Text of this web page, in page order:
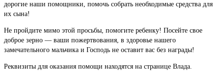
дорогие наши помощники, помочь собрать необходимые средства для
их сына!
Не пройдите мимо этой просьбы, помогите ребенку! Посейте свое
доброе зерно — ваши пожертвования, в здоровье нашего
замечательного мальчика и Господь не оставит вас без награды!
Реквизиты для оказания помощи находятся на странице Влада.